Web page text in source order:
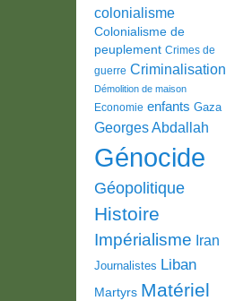
colonialisme
Colonialisme de
peuplement Crimes de
guerre Criminalisation
Démolition de maison
Economie enfants Gaza
Georges Abdallah
Génocide
Géopolitique
Histoire
Impérialisme Iran
Journalistes Liban
Martyrs Matériel